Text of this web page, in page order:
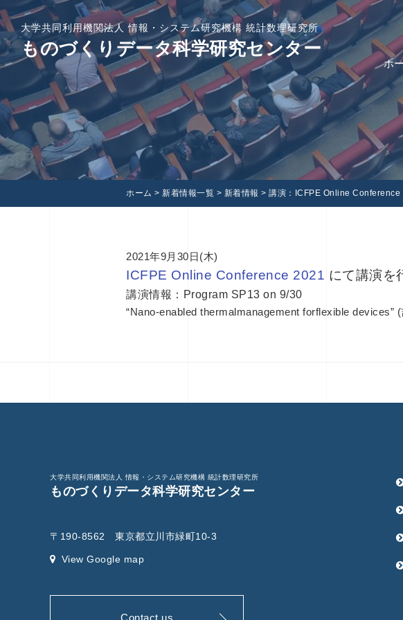
大学共同利用機関法人 情報・システム研究機構 統計数理研究所
ものづくりデータ科学研究センター
ホ
ホーム > 新着情報一覧 > 新着情報 > 講演：ICFPE Online Conference
2021年9月30日(木)
ICFPE Online Conference 2021 にて講演を
講演情報：Program SP13 on 9/30
“Nano-enabled thermalmanagement forflexible devices”
大学共同利用機関法人 情報・システム研究機構 統計数理研究所
ものづくりデータ科学研究センター
〒190-8562 東京都立川市緑町10-3
View Google map
Contact us